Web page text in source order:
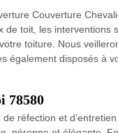
Couverture
toit, les
toiture. Nous
également disposés
78580
réfection et